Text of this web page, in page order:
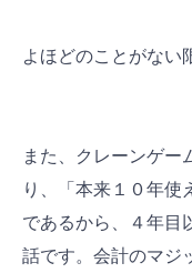
よほどのことがない
また、クレーンゲー
り、「本来１０年使
であるから、４年目
話です。会計のマジ